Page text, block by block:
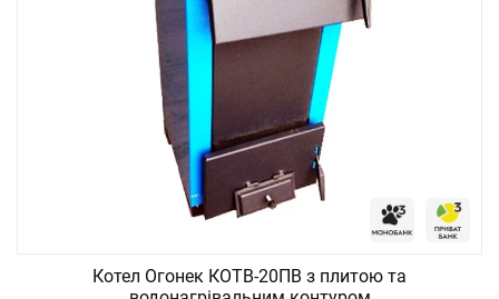
Котел Огонек КОТВ-20ПВ з плитою та